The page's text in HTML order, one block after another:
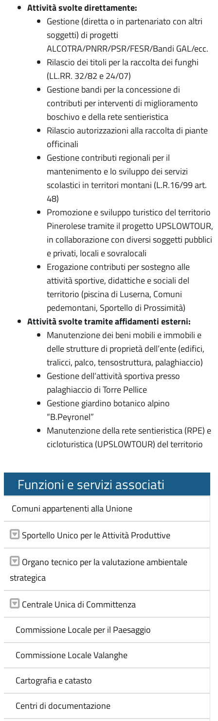
Attività svolte direttamente:
Gestione (diretta o in partenariato con altri
soggetti) di progetti
ALCOTRA/PNRR/PSR/FESR/Bandi GAL/ecc.
Rilascio dei titoli per la raccolta dei funghi
(LL.RR. 32/82 e 24/07)
Gestione bandi per la concessione di
contributi per interventi di miglioramento
boschivo e della rete sentieristica
Rilascio autorizzazioni alla raccolta di piante
officinali
Gestione contributi regionali per il
mantenimento e lo sviluppo dei servizi
scolastici in territori montani (L.R.16/99 art.
48)
Promozione e sviluppo turistico del territorio
Pinerolese tramite il progetto UPSLOWTOUR,
in collaborazione con diversi soggetti pubblici
e privati, locali e sovralocali
Erogazione contributi per sostegno alle
attività sportive, didattiche e sociali del
territorio (piscina di Luserna, Comuni
pedemontani, Sportello di Prossimità)
Attività svolte tramite affidamenti esterni:
Manutenzione dei beni mobili e immobili e
delle strutture di proprietà dell’ente (edifici,
tralicci, palco, tensostruttura, palaghiaccio)
Gestione dell’attività sportiva presso
palaghiaccio di Torre Pellice
Gestione giardino botanico alpino
“B.Peyronel”
Manutenzione della rete sentieristica (RPE) e
cicloturistica (UPSLOWTOUR) del territorio
Funzioni e servizi associati
Comuni appartenenti alla Unione
Sportello Unico per le Attività Produttive
Organo tecnico per la valutazione ambientale
strategica
Centrale Unica di Committenza
Commissione Locale per il Paesaggio
Commissione Locale Valanghe
Cartografia e catasto
Centri di documentazione